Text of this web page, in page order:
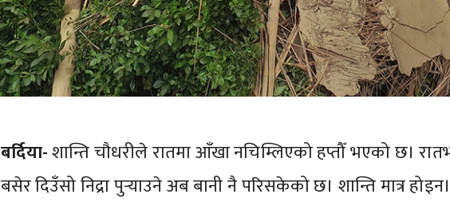
बर्दिया-शान्ति चौधरीले रातमा आँखा नचिम्लिएको हप्तौँ भएको छ।
बसेर दिउँसो निद्रा पुर्‍याउने अब बानी नै परिसकेको छ। शान्ति मात्र